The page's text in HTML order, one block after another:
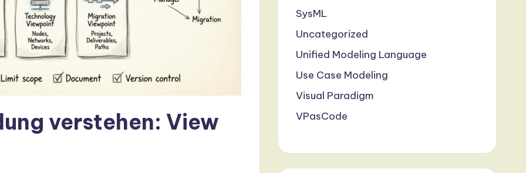
verstehen: View
SysML
Uncategorized
Unified Modeling Language
Use Case Modeling
Visual Paradigm
VPasCode